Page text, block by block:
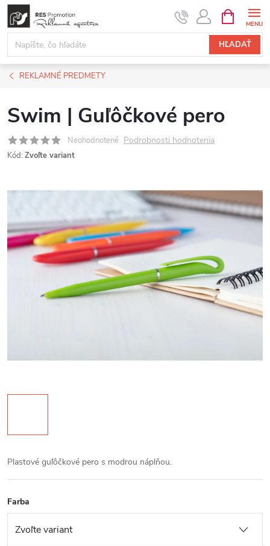
Prejsť
obsah
HĽADAŤ
KOŠÍK
REKLAMNÉ PREDMETY
Swim | Guľôčkové pero
Neohodnotené Podrobnosti hodnotenia
Kód: Zvoľte variant
Plastové guľôčkové pero s modrou náplňou.
Farba